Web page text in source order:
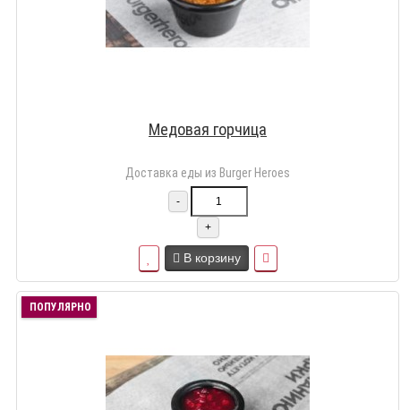
Медовая горчица
Доставка еды из Burger Heroes
-
+
В корзину
ПОПУЛЯРНО